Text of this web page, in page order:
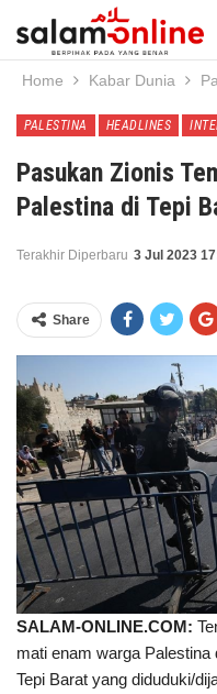
Home Kabar Dunia
PALESTINA HEADLINES
Pasukan Zionis
Palestina di Tepi
Terakhir Diperbaru 3 Jul 2023
Share
SALAM-ONLINE.COM:
mati enam warga
Tepi Barat yang diduduki/